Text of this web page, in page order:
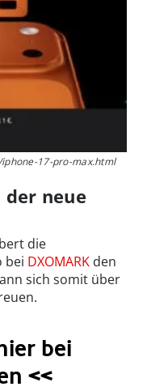
17-pro-max.html
der neue
die
bei DXOMARK den
sich somit über
bei
<<